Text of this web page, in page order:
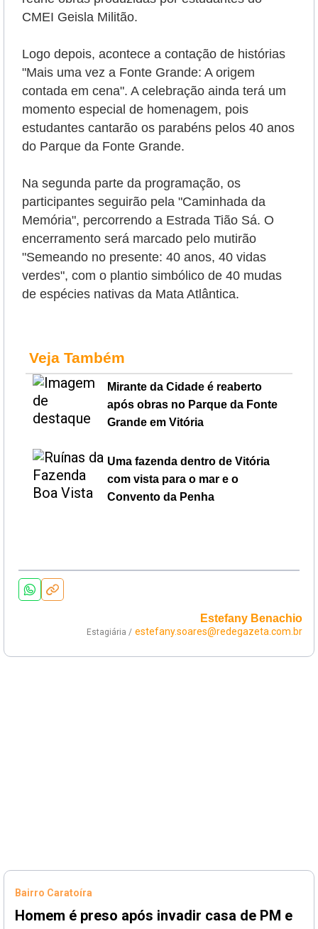
CMEI Geisla Militão.
Logo depois, acontece a contação de histórias
"Mais uma vez a Fonte Grande: A origem
contada em cena". A celebração ainda terá um
momento especial de homenagem, pois
estudantes cantarão os parabéns pelos 40 anos
do Parque da Fonte Grande.
Na segunda parte da programação, os
participantes seguirão pela "Caminhada da
Memória", percorrendo a Estrada Tião Sá. O
encerramento será marcado pelo mutirão
"Semeando no presente: 40 anos, 40 vidas
verdes", com o plantio simbólico de 40 mudas
de espécies nativas da Mata Atlântica.
Veja Também
Mirante da Cidade é reaberto
após obras no Parque da Fonte
Grande em Vitória
Uma fazenda dentro de Vitória
com vista para o mar e o
Convento da Penha
Estefany Benachio
Estagiária / estefany.soares@redegazeta.com.br
Bairro Caratoíra
Homem é preso após invadir casa de PM e